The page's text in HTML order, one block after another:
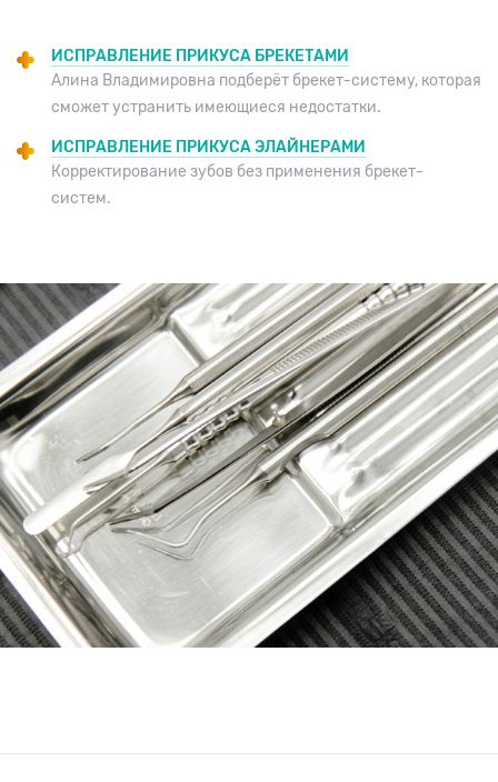
ИСПРАВЛЕНИЕ ПРИКУСА БРЕКЕТАМИ
Алина Владимировна подберёт брекет-систему, которая
сможет устранить имеющиеся недостатки.
ИСПРАВЛЕНИЕ ПРИКУСА ЭЛАЙНЕРАМИ
Корректирование зубов без применения брекет-
систем.